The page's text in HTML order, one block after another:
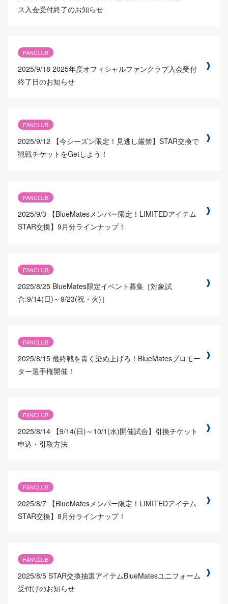
ス入会受付終了のお知らせ
FANCLUB
2025/9/18 2025年度オフィシャルファンクラブ入会受付
終了日のお知らせ
FANCLUB
2025/9/12
【今シーズン限定！見逃し厳禁】STAR交換で
観戦チケットをGetしよう！
FANCLUB
2025/9/3
【BlueMatesメンバー限定！LIMITEDアイテム
STAR交換】9月分ラインナップ！
FANCLUB
2025/8/25 BlueMates限定イベント募集［対象試
合:9/14(日)～9/23(祝・火)］
FANCLUB
2025/8/15 最終戦を青く染め上げろ！BlueMatesプロモー
ター選手権開催！
FANCLUB
2025/8/14 【9/14(日)～10/1(水)開催試合】引換チケット
申込・引取方法
FANCLUB
2025/8/7 【BlueMatesメンバー限定！LIMITEDアイテム
STAR交換】8月分ラインナップ！
FANCLUB
2025/8/5 STAR交換抽選アイテムBlueMatesユニフォーム
受付けのお知らせ